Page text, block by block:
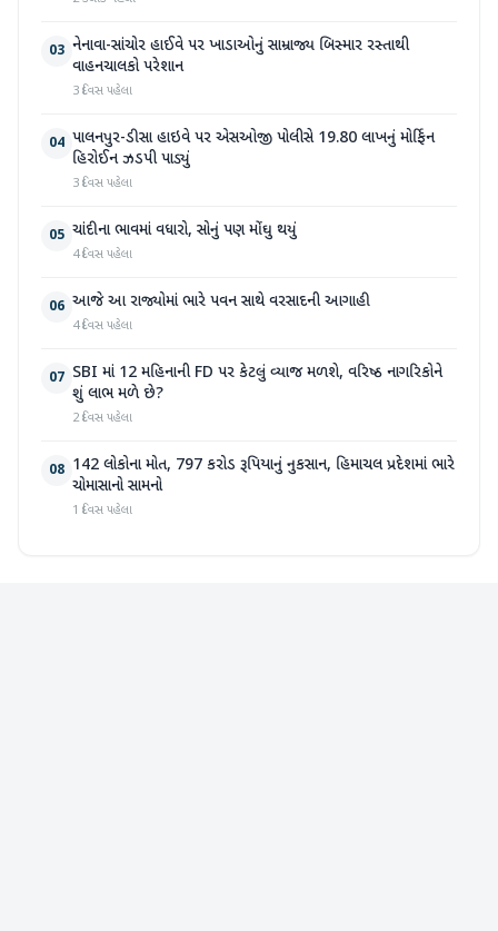
03 નેનાવા-સાંચોર હાઈવે પર ખાડાઓનું સામ્રાજ્ય બિસ્માર રસ્તાથી
વાહનચાલકો પરેશાન
3 દિવસ પહેલા
04 પાલનપુર-ડીસા હાઇવે પર એસઓજી પોલીસે 19.80 લાખનું મોર્ફિન
હિરોઈન ઝડપી પાડ્યું
3 દિવસ પહેલા
05 ચાંદીના ભાવમાં વધારો, સોનું પણ મોંઘુ થયું
4 દિવસ પહેલા
06 આજે આ રાજ્યોમાં ભારે પવન સાથે વરસાદની આગાહી
4 દિવસ પહેલા
07 SBI માં 12 મહિનાની FD પર કેટલું વ્યાજ મળશે, વરિષ્ઠ નાગરિકોને
શું લાભ મળે છે?
2 દિવસ પહેલા
08 142 લોકોના મોત, 797 કરોડ રૂપિયાનું નુકસાન, હિમાચલ પ્રદેશમાં ભારે
ચોમાસાનો સામનો
1 દિવસ પહેલા